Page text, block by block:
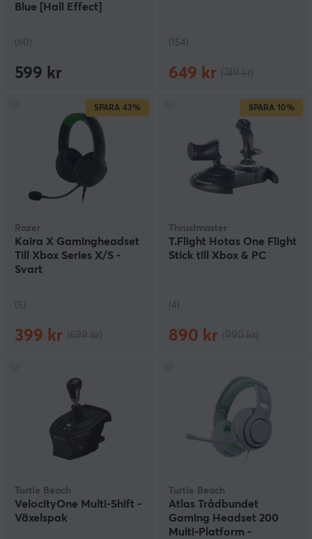
Blue [Hall Effect]
(60)
599 kr
(154)
649 kr
SPARA 43%
Razer
Kaira X Gamingheadset
Till Xbox Series X/S -
Svart
(5)
399 kr
SPARA 10%
Thrustmaster
T.Flight Hotas One Flight
Stick till Xbox & PC
(4)
890 kr
Turtle Beach
VelocityOne Multi-Shift -
Växelspak
Turtle Beach
Atlas Trådbundet
Gaming Headset 200
Multi-Platform -